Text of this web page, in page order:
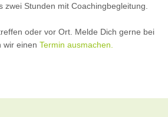
zwei Stunden mit Coachingbegleitung.
oder vor Ort. Melde Dich gerne bei
wir einen Termin ausmachen.